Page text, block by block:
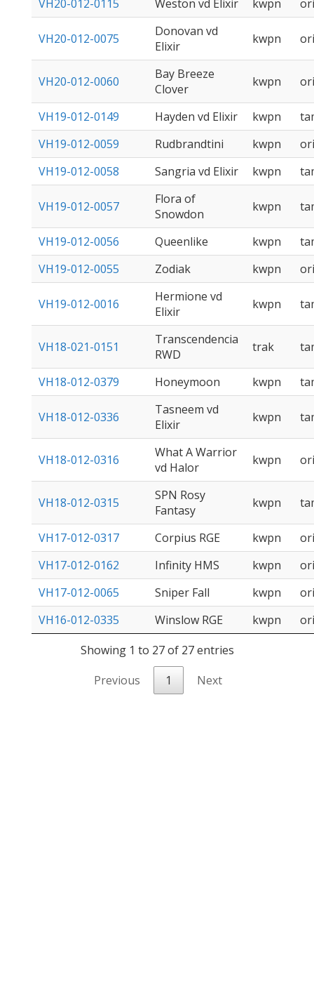
VH20-012-0115 Weston vd Elixir kwpn ori
VH20-012-0075
Donovan vd
Elixir
kwpn ori
VH20-012-0060
Bay Breeze
Clover
kwpn ori
VH19-012-0149 Hayden vd Elixir kwpn
VH19-012-0059
Rudbrandtini kwpn
ori
VH19-012-0058
Sangria vd Elixir kwpn
VH19-012-0057
Flora of
Snowdon
kwpn
VH19-012-0056 Queenlike kwpn
VH19-012-0055
Zodiak kwpn ori
VH19-012-0016
Hermione vd
Elixir
kwpn
VH18-021-0151
Transcendencia
RWD
trak
VH18-012-0379 Honeymoon kwpn
VH18-012-0336
Tasneem vd
Elixir
kwpn
VH18-012-0316
What A Warrior
vd Halor
kwpn ori
VH18-012-0315
SPN Rosy
Fantasy
kwpn
VH17-012-0317 Corpius RGE kwpn
ori
VH17-012-0162
Infinity HMS kwpn
ori
VH17-012-0065
Sniper Fall kwpn
ori
VH16-012-0335
Winslow RGE kwpn
ori
Showing 1 to 27 of 27 entries
Previous
1 Next